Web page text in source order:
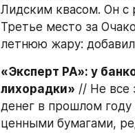
Лидским квасом. Он с
Третье место за
летнюю жару:
«Эксперт РА»: у
лихорадки» // Не все
денег в прошлом году
ценными бумагами,